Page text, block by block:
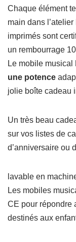
Chaque élément
main dans
imprimés sont
un rembourrage
Le mobile
une potence
jolie boîte cadeau
Un très beau
sur vos listes de
d’anniversaire ou
lavable en
Les mobiles
CE pour répondre
destinés aux